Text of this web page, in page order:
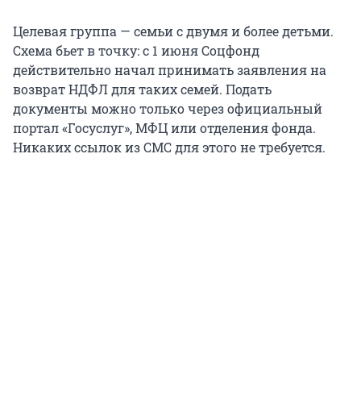
Целевая группа — семьи с двумя и более детьми.
Схема бьет в точку: с 1 июня Соцфонд
действительно начал принимать заявления на
возврат НДФЛ для таких семей. Подать
документы можно только через официальный
портал «Госуслуг», МФЦ или отделения фонда.
Никаких ссылок из СМС для этого не требуется.